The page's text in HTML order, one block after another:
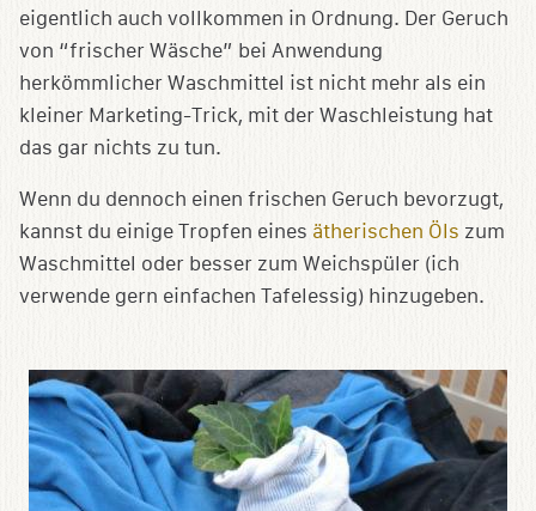
eigentlich auch vollkommen in Ordnung. Der Geruch
von “frischer Wäsche” bei Anwendung
herkömmlicher Waschmittel ist nicht mehr als ein
kleiner Marketing-Trick, mit der Waschleistung hat
das gar nichts zu tun.
Wenn du dennoch einen frischen Geruch bevorzugt,
kannst du einige Tropfen eines ätherischen Öls zum
Waschmittel oder besser zum Weichspüler (ich
verwende gern einfachen Tafelessig) hinzugeben.